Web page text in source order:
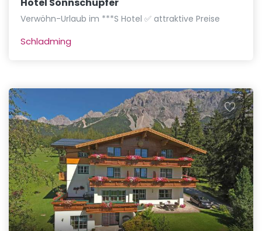
Verwöhn-Urlaub im ***S Hotel ✅ attraktive Preise
Schladming